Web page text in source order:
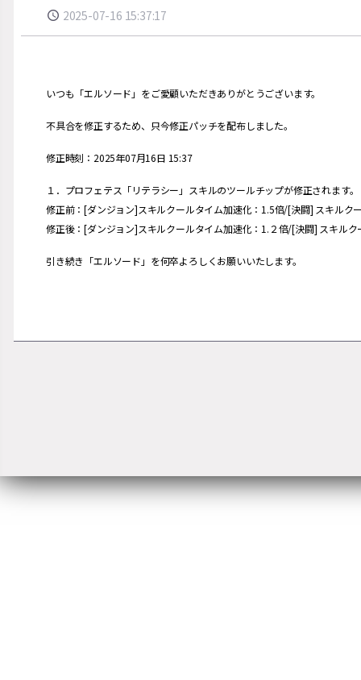
2025-07-16 15:37:17
いつも「エルソード」をご愛顧いただきありがとうございます。
不具合を修正するため、只今修正パッチを配布しました。
修正時刻：2025年07月16日 15:37
１．プロフェテス「リテラシー」スキルのツールチップが修正されます。
修正前：[ダンジョン]スキルクールタイム加速化：1.5倍/[決闘] スキルク
修正後：[ダンジョン]スキルクールタイム加速化：1.２倍/[決闘] スキル
引き続き「エルソード」を何卒よろしくお願いいたします。